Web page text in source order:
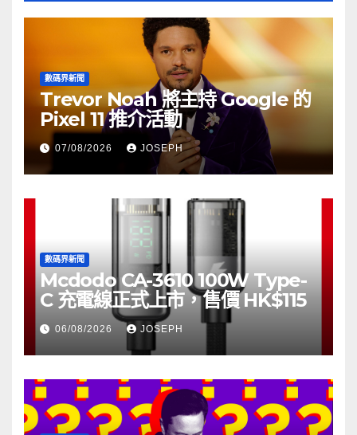
數碼界新聞
Trevor Noah 將主持 Google 的
Pixel 11 推介活動
07/08/2026 JOSEPH
數碼界新聞
Mcdodo CA-3610 100W Type-
C 充電線正式上市，售價 HK$115
06/08/2026 JOSEPH